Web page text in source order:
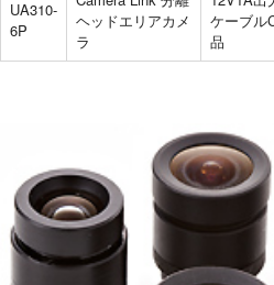
UA310-
6P
ヘッドエリアカメ
ラ
ケーブル
品